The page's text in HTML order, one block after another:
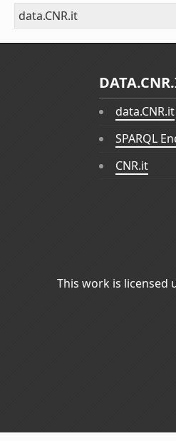
data.CNR.it
data.CNR.it
SPARQL
CNR.it
This work is licensed